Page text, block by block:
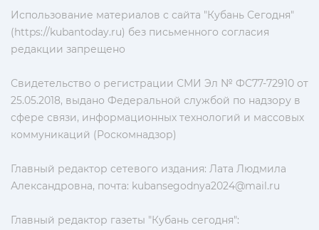
Использование материалов с сайта "Кубань Сегодня"
(https://kubantoday.ru) без письменного согласия
редакции запрещено
Свидетельство о регистрации СМИ Эл № ФС77-72910 от
25.05.2018, выдано Федеральной службой по надзору в
сфере связи, информационных технологий и массовых
коммуникаций (Роскомнадзор)
Главный редактор сетевого издания: Лата Людмила
Александровна, почта: kubansegodnya2024@mail.ru
Главный редактор газеты "Кубань сегодня":